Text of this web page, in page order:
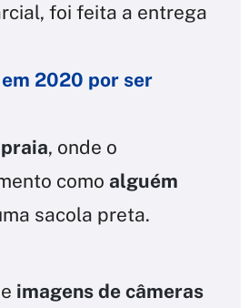
foi feita a entrega
2020 por ser
, onde o
como alguém
sacola preta.
imagens de câmeras